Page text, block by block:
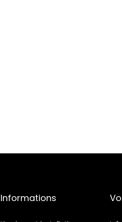
Informations